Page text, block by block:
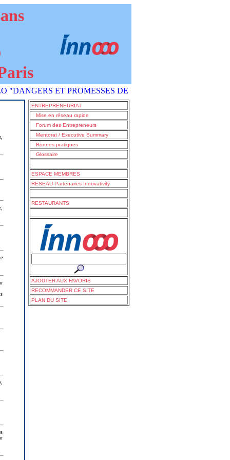
ET PROMESSES DE L'IA COMMENT S'EN SORTIR
ENTREPRENEURIAT
Mise en réseau rapide
Forum des Entrepreneurs
Mentorat / Executive Summary
Bonnes pratiques
Glossaire
ESPACE MEMBRES
RESEAU Partenaires Innovativity
RESTAURANTS
AJOUTER AUX FAVORIS
RECOMMANDER CE SITE
PLAN DU SITE